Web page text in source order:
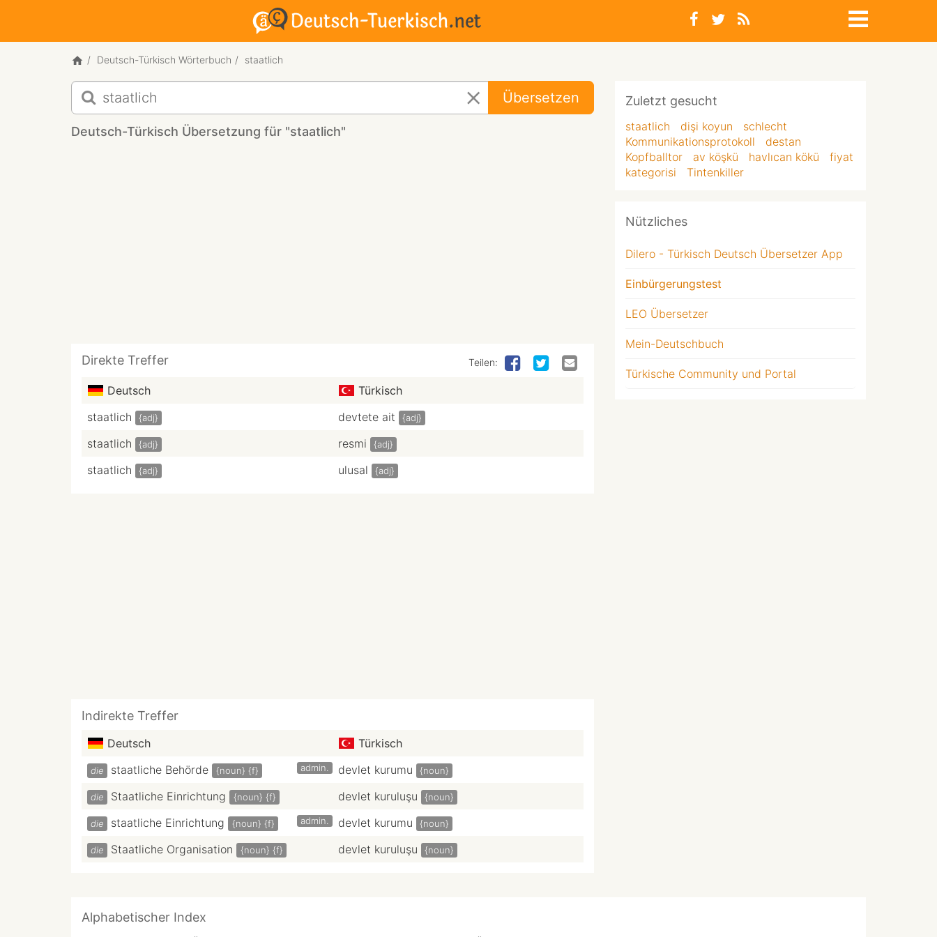
Deutsch-Türkisch Wörterbuch staatlich
Deutsch-
Türkisch
Übersetzung
für
Übersetzen
Deutsch-Türkisch Übersetzung für "staatlich"
Direkte Treffer Teilen:
Deutsch
Türkisch
staatlich
{adj} devtete ait {adj}
staatlich {adj} resmi {adj}
staatlich {adj} ulusal {adj}
Indirekte Treffer
Deutsch Türkisch
die staatliche Behörde {noun} {f} admin. devlet kurumu {noun}
die Staatliche Einrichtung {noun} {f} devlet kuruluşu {noun}
die staatliche Einrichtung {noun} {f} admin. devlet kurumu {noun}
die Staatliche Organisation {noun} {f} devlet kuruluşu {noun}
Zuletzt gesucht
staatlich dişi koyun
schlecht
Kommunikationsprotokoll
destan
Kopfballtor
av köşkü havlıcan kökü
fiyat
kategorisi
Tintenkiller
Nützliches
Dilero - Türkisch Deutsch Übersetzer App
Einbürgerungstest
LEO Übersetzer
Mein-Deutschbuch
Türkische Community und Portal
Alphabetischer Index